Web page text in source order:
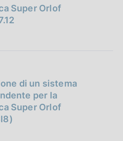
Super Orlof
di un sistema
per la
Super Orlof